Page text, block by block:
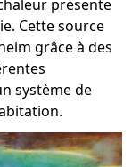
présente
Cette source
grâce à des
système de